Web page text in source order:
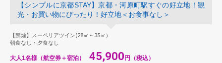
【シンプルに京都STAY】京都・河原町駅すぐの好立地！観
光・お買い物にぴったり！好立地＜お食事なし＞
【禁煙】スーペリアツイン(28㎡～35㎡）
朝食なし・夕食なし
大人1名様（航空券＋宿泊） 45,900円（税込）